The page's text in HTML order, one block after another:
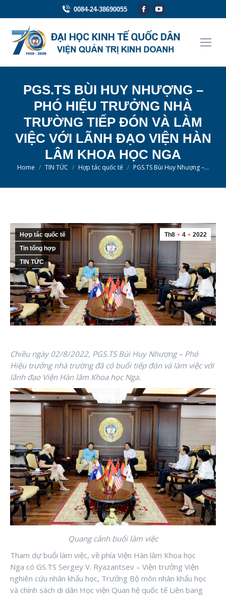
0084-24-38690055
Facebook
opens
in
YouTube
opens
in
PGS.TS BÙI HUY NHƯỢNG –
PHÓ HIỆU TRƯỞNG NHÀ
TRƯỜNG TIẾP ĐÓN VÀ LÀM
VIỆC VỚI LÃNH ĐẠO VIỆN HÀN
LÂM KHOA HỌC NGA
You are here:
Home TIN TỨC Hợp tác quốc tế PGS.TS Bùi Huy Nhượng –…
Th8 4 2022
Hợp tác quốc tế
Tin tổng hợp
TIN TỨC
Chiều ngày 02/8/2022, PGS.TS Bùi Huy Nhượng – Phó
Hiệu trưởng nhà trường đã có buổi tiếp đón và làm việc với
lãnh đạo Viện Hàn lâm Khoa học Nga.
Quang cảnh buổi làm việc
Tham dự buổi làm việc, về phía Viện Hàn lâm Khoa học
Nga có GS.TS Sergey V. Ryazantsev – Viện trưởng Viện
nghiên cứu nhân khẩu học, Trưởng Bộ môn nhân khẩu học
và chính sách di dân Học viện Quan hệ quốc tế Liên bang